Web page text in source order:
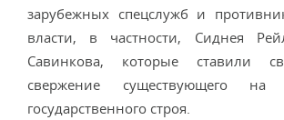
зарубежных спецслужб и
власти, в частности, Сиднея
Савинкова, которые ставили
свержение существующего
государственного строя.